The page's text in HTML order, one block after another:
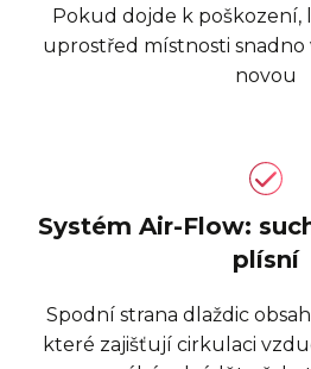
Pokud dojde k poškození,
uprostřed místnosti
novou
Systém Air-Flow:
plísní
Spodní strana dlaždic
které zajišťují cirkulaci